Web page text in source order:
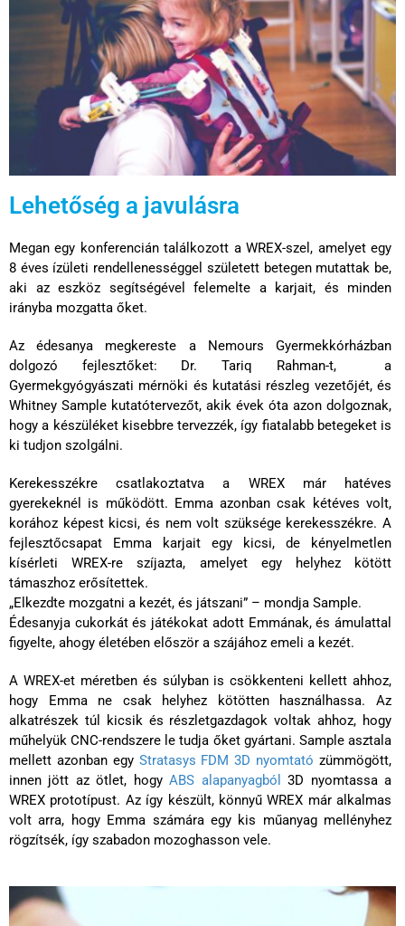
Lehetőség a javulásra
Megan egy konferencián találkozott a WREX-szel, amelyet egy
8 éves ízületi rendellenességgel született betegen mutattak be,
aki az eszköz segítségével felemelte a karjait, és minden
irányba mozgatta őket.
Az édesanya megkereste a Nemours Gyermekkórházban
dolgozó fejlesztőket: Dr. Tariq Rahman-t,
a
Gyermekgyógyászati mérnöki és kutatási részleg vezetőjét, és
Whitney Sample kutatótervezőt, akik évek óta azon dolgoznak,
hogy a készüléket kisebbre tervezzék, így fiatalabb betegeket is
ki tudjon szolgálni.
Kerekesszékre csatlakoztatva a WREX már hatéves
gyerekeknél is működött. Emma azonban csak kétéves volt,
korához képest kicsi, és nem volt szüksége kerekesszékre. A
fejlesztőcsapat Emma karjait egy kicsi, de kényelmetlen
kísérleti WREX-re szíjazta, amelyet egy helyhez kötött
támaszhoz erősítettek.
„Elkezdte mozgatni a kezét, és játszani” – mondja Sample.
Édesanyja cukorkát és játékokat adott Emmának, és ámulattal
figyelte, ahogy életében először a szájához emeli a kezét.
A WREX-et méretben és súlyban is csökkenteni kellett ahhoz,
hogy Emma ne csak helyhez kötötten használhassa. Az
alkatrészek túl kicsik és részletgazdagok voltak ahhoz, hogy
műhelyük CNC-rendszere le tudja őket gyártani. Sample asztala
mellett azonban egy Stratasys FDM 3D nyomtató zümmögött,
innen jött az ötlet, hogyABS alapanyagból
3D nyomtassa a
WREX prototípust. Az így készült, könnyű WREX már alkalmas
volt arra, hogy Emma számára egy kis műanyag mellényhez
rögzítsék, így szabadon mozoghasson vele.